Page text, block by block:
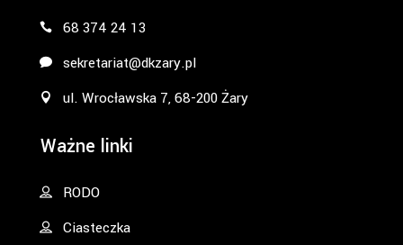
68 374 24 13
sekretariat@dkzary.pl
ul. Wrocławska 7, 68-200 Żary
Ważne linki
RODO
Ciasteczka